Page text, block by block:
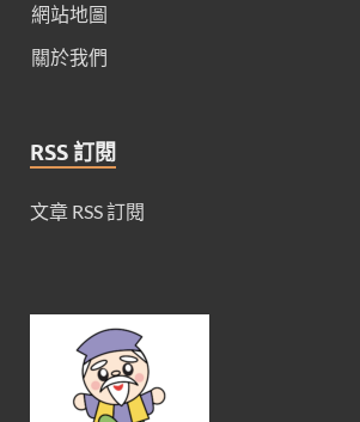
網站地圖
關於我們
RSS 訂閱
文章 RSS 訂閱